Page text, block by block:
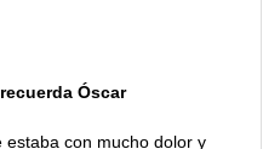
Óscar
con mucho dolor y